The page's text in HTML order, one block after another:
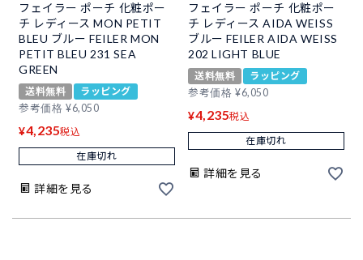
フェイラー ポーチ 化粧ポー
チ レディース MON PETIT
BLEU ブルー FEILER MON
PETIT BLEU 231 SEA
GREEN
送料無料
ラッピング
参考価格 ¥6,050
¥4,235税込
在庫切れ
詳細を見る
フェイラー ポーチ 化粧ポー
チ レディース AIDA WEISS
ブルー FEILER AIDA WEISS
202 LIGHT BLUE
送料無料
ラッピング
参考価格 ¥6,050
¥4,235税込
在庫切れ
詳細を見る